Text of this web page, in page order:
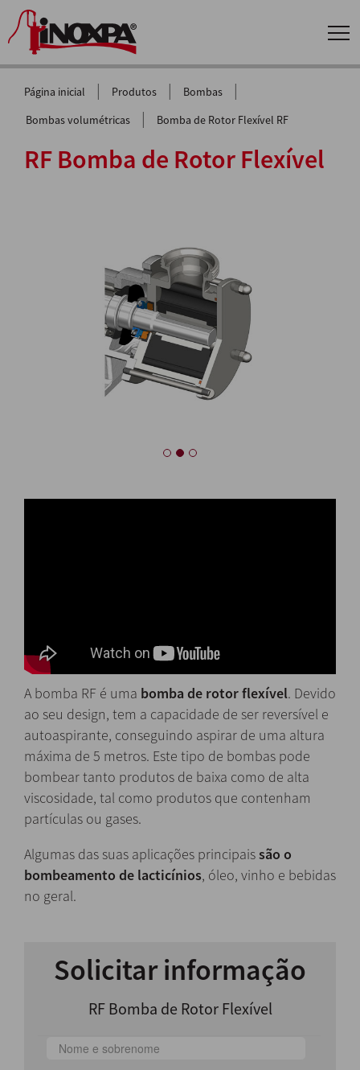
Página inicial | Produtos | Bombas |
Bombas volumétricas | Bomba de Rotor Flexível RF
RF Bomba de Rotor Flexível
A bomba RF é uma bomba de rotor flexível. Devido
ao seu design, tem a capacidade de ser reversível e
autoaspirante, conseguindo aspirar de uma altura
máxima de 5 metros. Este tipo de bombas pode
bombear tanto produtos de baixa como de alta
viscosidade, tal como produtos que contenham
partículas ou gases.
Algumas das suas aplicações principaissão o
bombeamento de lacticínios, óleo, vinho e bebidas
no geral.
Solicitar informação
RF Bomba de Rotor Flexível